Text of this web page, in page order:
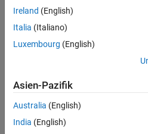
Ireland (English)
Italia (Italiano)
Luxembourg (English)
Asien-Pazifik
Australia (English)
India (English)